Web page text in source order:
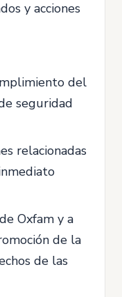
y acciones
del
seguridad
relacionadas
Oxfam y a
de la
de las